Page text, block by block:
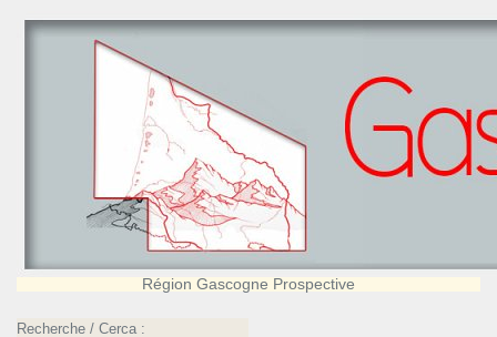
Région Gascogne Prospective
Recherche / Cerca :